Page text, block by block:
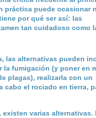
práctica puede ocasionar
por qué ser así: las
tan cuidadoso como
las alternativas pueden
fumigación (y poner en
plagas), realizarla con un
cabo el rociado en tierra,
existen varias alternativas.